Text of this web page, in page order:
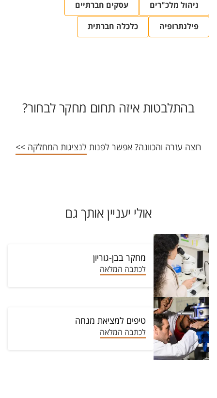
ניהול מלכ"רים עסקים חברתיים
פילנתרופיה כלכלה חברתית
בהתלבטות איזה תחום מחקר לבחור?
רוצה עזרה והכוונה? אפשר לפנות לנציגות המחלקה >>
אולי יעניין אותך גם
מחקר בבן-גוריון
לכתבה המלאה
טיפים למציאת מנחה
לכתבה המלאה